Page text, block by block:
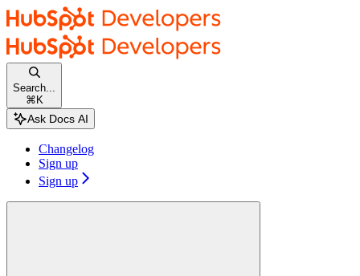
Documentation Index
Fetch the complete documentation index at:
Use this file to discover all available pages before exploring further.
Skip to main content
HubSpot docshome page
Search...
⌘ K
Changelog
Sign up
Sign up